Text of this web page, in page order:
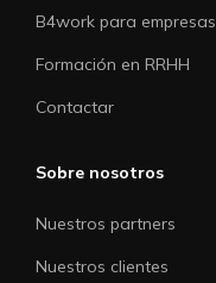
B4work para empresas
Formación en RRHH
Contactar
Sobre nosotros
Nuestros partners
Nuestros clientes